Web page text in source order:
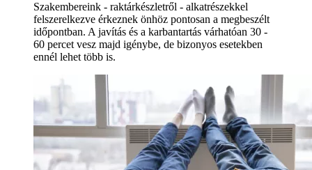
Szakembereink - raktárkészletről - alkatrészekkel
felszerelkezve érkeznek önhöz pontosan a megbeszélt
időpontban. A javítás és a karbantartás várhatóan 30 -
60 percet vesz majd igénybe, de bizonyos esetekben
ennél lehet több is.